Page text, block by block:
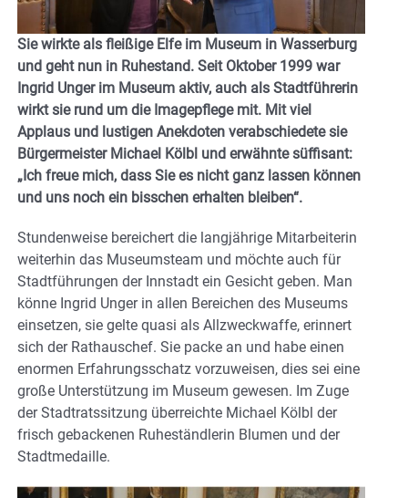
Sie wirkte als fleißige Elfe im Museum in Wasserburg
und geht nun in Ruhestand. Seit Oktober 1999 war
Ingrid Unger im Museum aktiv, auch als Stadtführerin
wirkt sie rund um die Imagepflege mit. Mit viel
Applaus und lustigen Anekdoten verabschiedete sie
Bürgermeister Michael Kölbl und erwähnte süffisant:
„Ich freue mich, dass Sie es nicht ganz lassen können
und uns noch ein bisschen erhalten bleiben“.
Stundenweise bereichert die langjährige Mitarbeiterin
weiterhin das Museumsteam und möchte auch für
Stadtführungen der Innstadt ein Gesicht geben. Man
könne Ingrid Unger in allen Bereichen des Museums
einsetzen, sie gelte quasi als Allzweckwaffe, erinnert
sich der Rathauschef. Sie packe an und habe einen
enormen Erfahrungsschatz vorzuweisen, dies sei eine
große Unterstützung im Museum gewesen. Im Zuge
der Stadtratssitzung überreichte Michael Kölbl der
frisch gebackenen Ruheständlerin Blumen und der
Stadtmedaille.